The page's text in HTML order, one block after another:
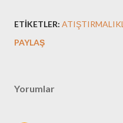
ETIKETLER:
PAYLAŞ
Yorumlar